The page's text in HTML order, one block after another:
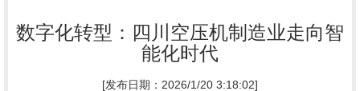
数字化转型：四川空压机制造业走向智
能化时代
[发布日期：2026/1/20 3:18:02]